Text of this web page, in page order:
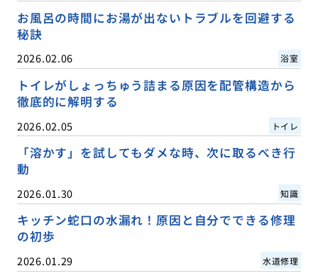
お風呂の時間にお湯が出ないトラブルを回避する
秘訣
2026.02.06 浴室
トイレがしょっちゅう詰まる原因を配管構造から
徹底的に解明する
2026.02.05 トイレ
「溶かす」を試してもダメな時、次に取るべき行
動
2026.01.30 知識
キッチン蛇口の水漏れ！原因と自分でできる修理
の初歩
2026.01.29 水道修理